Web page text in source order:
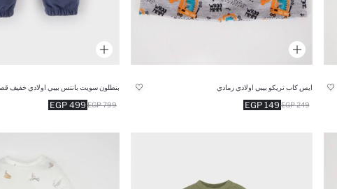
ايس كاب تريكو بيبي اولادي رمادي
149 EGP 249 EGP
499 EGP 799 EGP